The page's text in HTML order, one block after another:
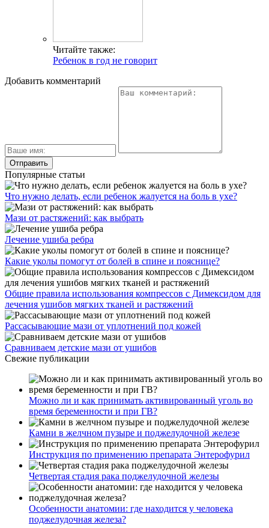
Читайте также:
Ребенок в год не говорит
Добавить комментарий
Популярные статьи
Что нужно делать, если ребенок жалуется на боль в ухе?
Мази от растяжений: как выбрать
Лечение ушиба ребра
Какие уколы помогут от болей в спине и пояснице?
Общие правила использования компрессов с Димексидом для
лечения ушибов мягких тканей и растяжений
Рассасывающие мази от уплотнений под кожей
Сравниваем детские мази от ушибов
Свежие публикации
Можно ли и как принимать активированный уголь во
время беременности и при ГВ?
Камни в желчном пузыре и поджелудочной железе
Инструкция по применению препарата Энтерофурил
Четвертая стадия рака поджелудочной железы
Особенности анатомии: где находится у человека
поджелудочная железа?